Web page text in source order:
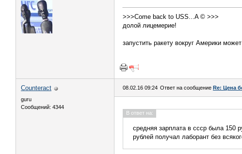
>>>Come back to USS...A © >>>
долой лицемерие!
запустить ракету вокруг Америки
Counteract
guru
Сообщений: 4344
08.02.16 09:24 Ответ на сообщение Re: Цена
В ответ на:
средняя зарплата в ссср была 150
рублей получал лаборант без